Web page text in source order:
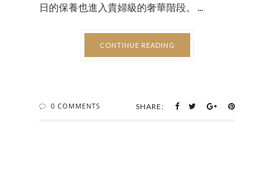
日的保養也進入貴婦級的奢華階段。 ...
CONTINUE READING
0 COMMENTS SHARE: